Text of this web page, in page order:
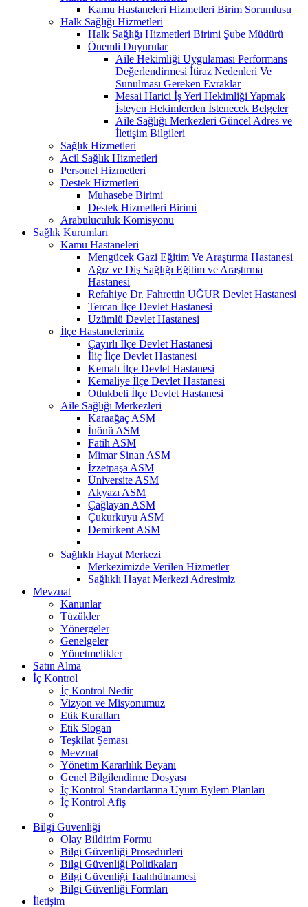
Kamu Hastaneleri Hizmetleri Birim Sorumlusu
Halk Sağlığı Hizmetleri
Halk Sağlığı Hizmetleri Birimi Şube Müdürü
Önemli Duyurular
Aile Hekimliği Uygulaması Performans
Değerlendirmesi İtiraz Nedenleri Ve
Sunulması Gereken Evraklar
Mesai Harici İş Yeri Hekimliği Yapmak
İsteyen Hekimlerden İstenecek Belgeler
Aile Sağlığı Merkezleri Güncel Adres ve
İletişim Bilgileri
Sağlık Hizmetleri
Acil Sağlık Hizmetleri
Personel Hizmetleri
Destek Hizmetleri
Muhasebe Birimi
Destek Hizmetleri Birimi
Arabuluculuk Komisyonu
Sağlık Kurumları
Kamu Hastaneleri
Mengücek Gazi Eğitim Ve Araştırma Hastanesi
Ağız ve Diş Sağlığı Eğitim ve Araştırma
Hastanesi
Refahiye Dr. Fahrettin UĞUR Devlet Hastanesi
Tercan İlçe Devlet Hastanesi
Üzümlü Devlet Hastanesi
İlçe Hastanelerimiz
Çayırlı İlçe Devlet Hastanesi
İliç İlçe Devlet Hastanesi
Kemah İlçe Devlet Hastanesi
Kemaliye İlçe Devlet Hastanesi
Otlukbeli İlçe Devlet Hastanesi
Aile Sağlığı Merkezleri
Karaağaç ASM
İnönü ASM
Fatih ASM
Mimar Sinan ASM
İzzetpaşa ASM
Üniversite ASM
Akyazı ASM
Çağlayan ASM
Çukurkuyu ASM
Demirkent ASM
Sağlıklı Hayat Merkezi
Merkezimizde Verilen Hizmetler
Sağlıklı Hayat Merkezi Adresimiz
Mevzuat
Kanunlar
Tüzükler
Yönergeler
Genelgeler
Yönetmelikler
Satın Alma
İç Kontrol
İç Kontrol Nedir
Vizyon ve Misyonumuz
Etik Kuralları
Etik Slogan
Teşkilat Şeması
Mevzuat
Yönetim Kararlılık Beyanı
Genel Bilgilendirme Dosyası
İç Kontrol Standartlarına Uyum Eylem Planları
İç Kontrol Afiş
Bilgi Güvenliği
Olay Bildirim Formu
Bilgi Güvenliği Prosedürleri
Bilgi Güvenliği Politikaları
Bilgi Güvenliği Taahhütnamesi
Bilgi Güvenliği Formları
İletişim